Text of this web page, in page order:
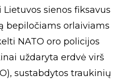
sienos fiksavus
bepiločiams orlaiviams
NATO oro policijos
uždaryta erdvė virš
sustabdytos traukinių